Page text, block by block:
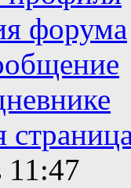
форума
11:47